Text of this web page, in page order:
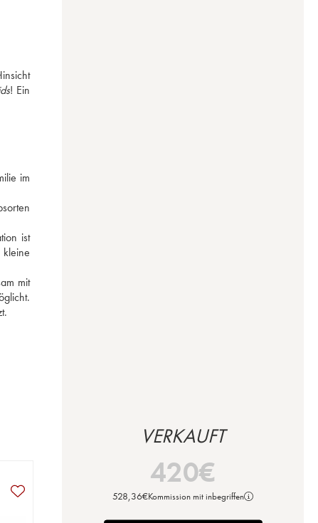
! Ein
im
ist
mit
VERKAUFT
420€
528,36€Kommission mit inbegriffen